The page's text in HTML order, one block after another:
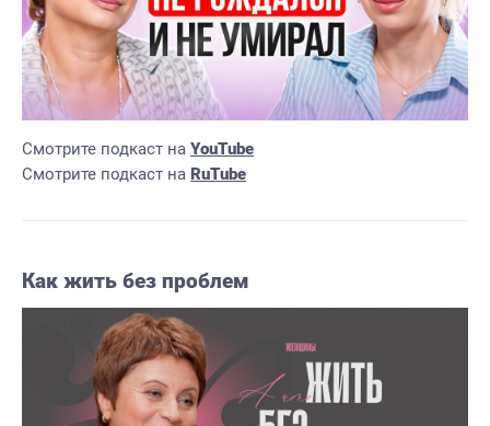
Смотрите подкаст на YouTube
Смотрите подкаст на RuTube
Как жить без проблем